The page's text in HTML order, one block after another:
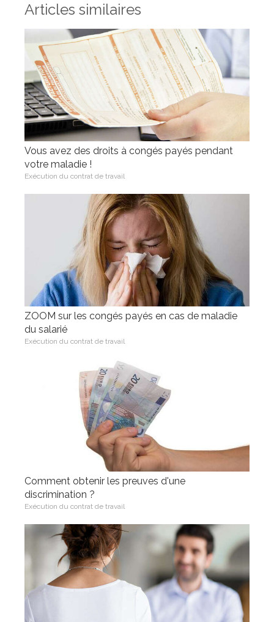
Articles similaires
Vous avez des droits à congés payés pendant
votre maladie !
Exécution du contrat de travail
ZOOM sur les congés payés en cas de maladie
du salarié
Exécution du contrat de travail
Comment obtenir les preuves d'une
discrimination ?
Exécution du contrat de travail